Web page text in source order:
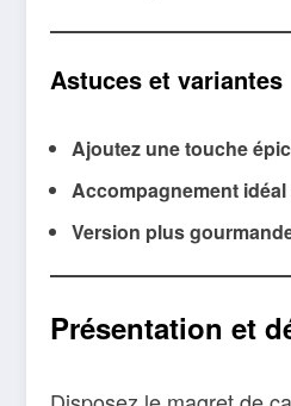
Astuces et variantes
Ajoutez une touche
Accompagnement idéal
Version plus
Présentation et